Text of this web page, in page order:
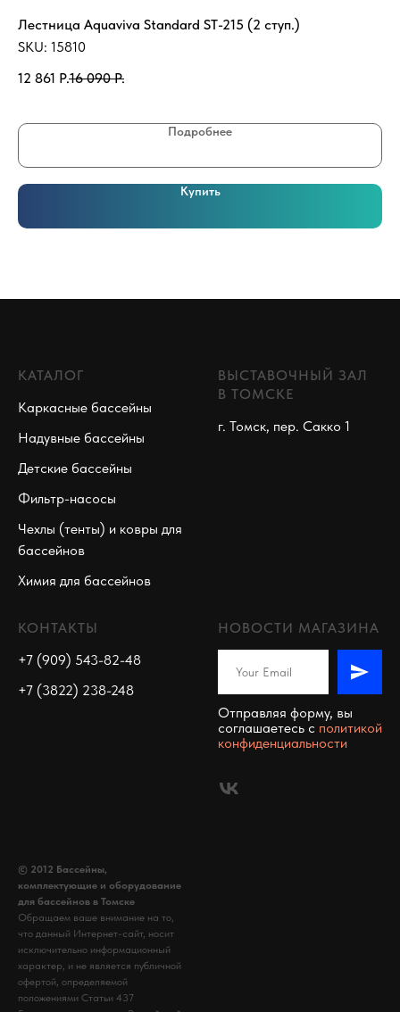
Лестница Aquaviva Standard ST-215 (2 ступ.)
SKU: 15810
12 861 Р.16 090 Р.
Подробнее
Купить
КАТАЛОГ
Каркасные бассейны
Надувные бассейны
Детские бассейны
Фильтр-насосы
Чехлы (тенты) и ковры для
бассейнов
Химия для бассейнов
ВЫСТАВОЧНЫЙ ЗАЛ
В ТОМСКЕ
г. Томск, пер. Сакко 1
КОНТАКТЫ
+7 (909) 543-82-48
+7 (3822) 238-248
НОВОСТИ МАГАЗИНА
Отправляя форму, вы
соглашаетесь c политикой
конфиденциальности
© 2012 Бассейны,
комплектующие и оборудование
для бассейнов в Томске
Обращаем ваше внимание на то,
что данный Интернет-сайт, носит
исключительно информационный
характер, и не является публичной
офертой, определяемой
положениями Статьи 437